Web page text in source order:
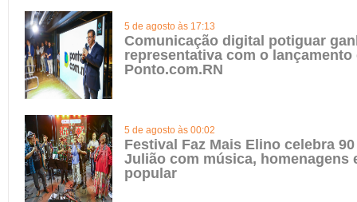
5 de agosto às 17:13
Comunicação digital potiguar
representativa com o lançamento
Ponto.com.RN
5 de agosto às 00:02
Festival Faz Mais Elino celebra
Julião com música, homenagens
popular